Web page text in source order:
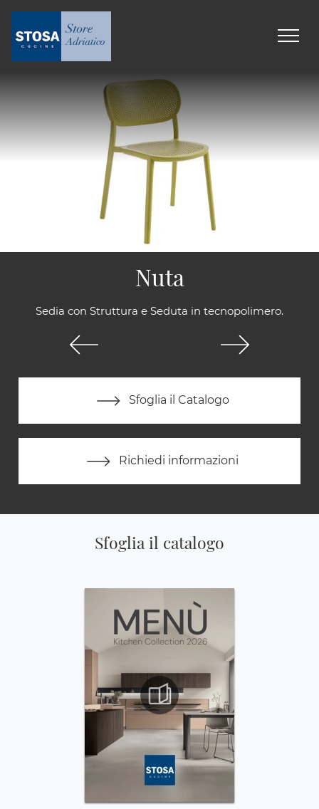
Sedia con Struttura e Seduta in tecnopolimero.
Sfoglia il Catalogo
Richiedi informazioni
Nuta
Sfoglia il catalogo